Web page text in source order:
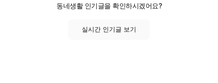
동네생활 인기글을 확인하시겠어요?
실시간 인기글 보기